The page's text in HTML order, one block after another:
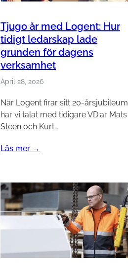
Tjugo år med Logent: Hur
tidigt ledarskap lade
grunden för dagens
verksamhet
April 28, 2026
När Logent firar sitt 20-årsjubileum
har vi talat med tidigare VD:ar Mats
Steen och Kurt…
Läs mer →